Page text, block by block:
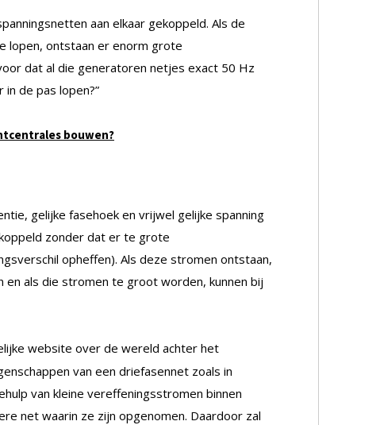
aan elkaar gekoppeld. Als de
lopen, ontstaan er enorm grote
dat al die generatoren netjes exact 50 Hz
de pas lopen?”
bouwen?
gelijke fasehoek en vrijwel gelijke spanning
zonder dat er te grote
opheffen). Als deze stromen ontstaan,
en als die stromen te groot worden, kunnen bij
website over de wereld achter het
van een driefasennet zoals in
van kleine vereffeningsstromen binnen
net waarin ze zijn opgenomen. Daardoor zal